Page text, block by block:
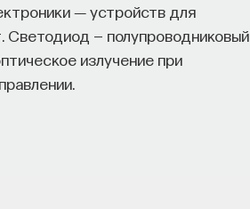
― устройств для
Светодиод — полупроводниковый
излучение при